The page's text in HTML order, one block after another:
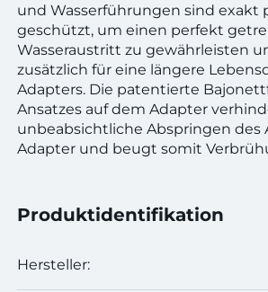
und Wasserführungen sind exakt
geschützt, um einen perfekt
Wasseraustritt zu gewährleisten
zusätzlich für eine längere
Adapters. Die patentierte
Ansatzes auf dem Adapter
unbeabsichtliche Abspringen des
Adapter und beugt somit
Produktidentifikation
Hersteller: